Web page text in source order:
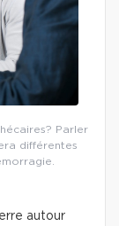
Parler
différentes
autour